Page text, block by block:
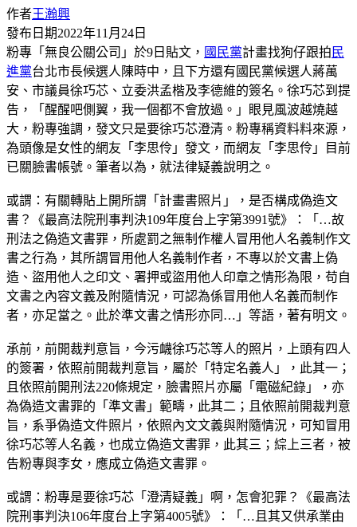
作者王瀚興
發布日期2022年11月24日
粉專「無良公關公司」於9日貼文， 國民黨計畫找狗仔跟拍 民
進黨台北市長候選人陳時中，且下方還有國民黨候選人蔣萬
安、市議員徐巧芯、立委洪孟楷及李德維的簽名。徐巧芯到提
告，「醒醒吧側翼，我一個都不會放過。」眼見風波越燒越
大，粉專強調，發文只是要徐巧芯澄清。粉專稱資料料來源，
為頭像是女性的網友「李思伶」發文，而網友「李思伶」目前
已關臉書帳號。筆者以為，就法律疑義說明之。
或謂：有關轉貼上開所謂「計畫書照片」，是否構成偽造文
書？《最高法院刑事判決109年度台上字第3991號》：「…故
刑法之偽造文書罪，所處罰之無制作權人冒用他人名義制作文
書之行為，其所謂冒用他人名義制作者，不專以於文書上偽
造、盜用他人之印文、署押或盜用他人印章之情形為限，苟自
文書之內容文義及附隨情況，可認為係冒用他人名義而制作
者，亦足當之。此於準文書之情形亦同…」等語，著有明文。
承前，前開裁判意旨，今污衊徐巧芯等人的照片，上頭有四人
的簽署，依照前開裁判意旨，屬於「特定名義人」，此其一；
且依照前開刑法220條規定，臉書照片亦屬「電磁紀錄」，亦
為偽造文書罪的「準文書」範疇，此其二；且依照前開裁判意
旨，系爭偽造文件照片，依照內文文義與附隨情況，可知冒用
徐巧芯等人名義，也成立偽造文書罪，此其三；綜上三者，被
告粉專與李女，應成立偽造文書罪。
或謂：粉專是要徐巧芯「澄清疑義」啊，怎會犯罪？《最高法
院刑事判決106年度台上字第4005號》：「…且其又供承業由